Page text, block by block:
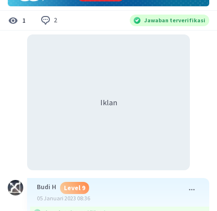
1 2 Jawaban terverifikasi
Iklan
Budi H Level 9
05 Januari 2023 08:36